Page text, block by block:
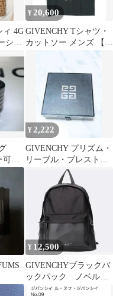
ィ 4G
シブ
¥ 20,600
GIVENCHY Tシャツ・
カットソー メンズ 【古
可
¥ 2,222
GIVENCHY プリズム・
リーブル・プレストパ
¥ 12,500
GIVENCHYブラックバ
ックパック ノベルテ
ィ